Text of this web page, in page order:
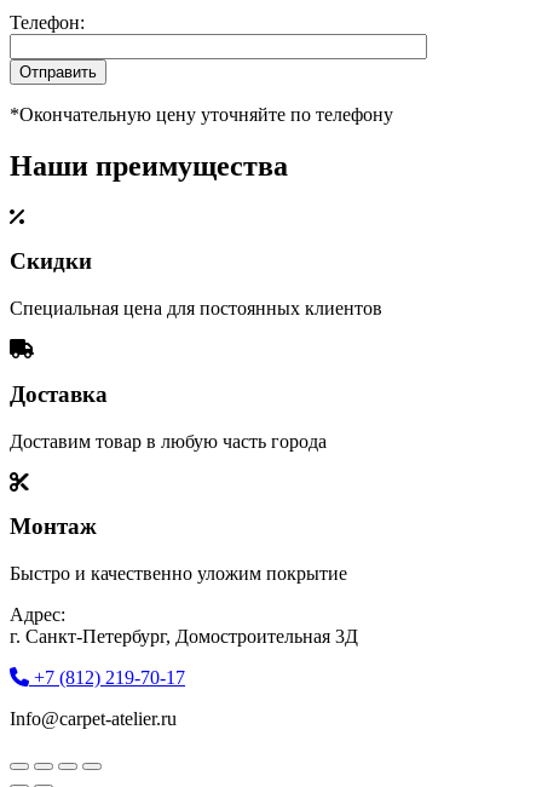
Телефон:
*Окончательную цену уточняйте по телефону
Наши преимущества
Скидки
Специальная цена для постоянных клиентов
Доставка
Доставим товар в любую часть города
Монтаж
Быстро и качественно уложим покрытие
Адрес:
г. Санкт-Петербург, Домостроительная 3Д
+7 (812) 219-70-17
Info@carpet-atelier.ru